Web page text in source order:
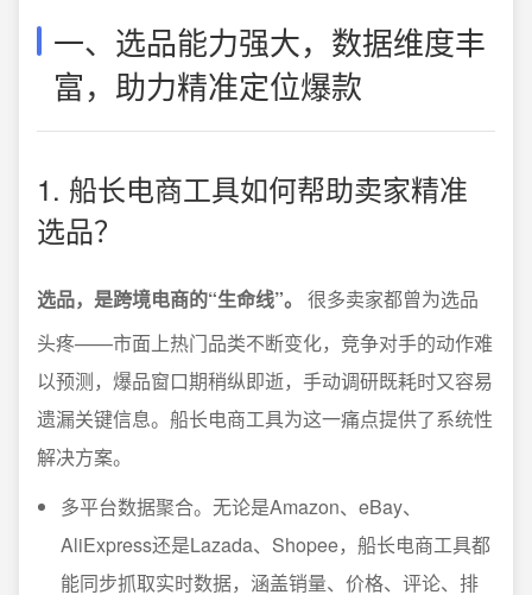
一、选品能力强大，数据维度丰
富，助力精准定位爆款
1. 船长电商工具如何帮助卖家精准
选品？
选品，是跨境电商的“生命线”。
很多卖家都曾为选品
头疼——市面上热门品类不断变化，竞争对手的动作难
以预测，爆品窗口期稍纵即逝，手动调研既耗时又容易
遗漏关键信息。船长电商工具为这一痛点提供了系统性
解决方案。
多平台数据聚合。无论是Amazon、eBay、
AliExpress还是Lazada、Shopee，船长电商工具都
能同步抓取实时数据，涵盖销量、价格、评论、排